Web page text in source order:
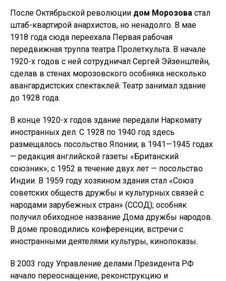
После Октябрьской революции дом Морозова стал
штаб-квартирой анархистов, но ненадолго. В мае
1918 года сюда переехала Первая рабочая
передвижная труппа театра Пролеткульта. В начале
1920-х годов с ней сотрудничал Сергей Эйзенштейн,
сделав в стенах морозовского особняка несколько
авангардистских спектаклей. Театр занимал здание
до 1928 года.
В конце 1920-х годов здание передали Наркомату
иностранных дел. С 1928 по 1940 год здесь
размещалось посольство Японии; в 1941—1945 годах
— редакция английской газеты «Британский
союзник»; с 1952 в течение двух лет — посольство
Индии. В 1959 году хозяином здания стал «Союз
советских обществ дружбы и культурных связей с
народами зарубежных стран» (ССОД); особняк
получил обиходное название Дома дружбы народов.
В доме проводились конференции, встречи с
иностранными деятелями культуры, кинопоказы.
В 2003 году Управление делами Президента РФ
начало переоснащение, реконструкцию и